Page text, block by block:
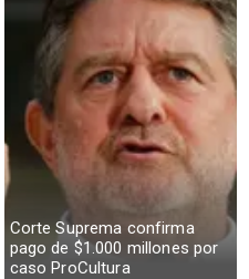
Corte Suprema confirma
pago de $1.000 millones por
caso ProCultura